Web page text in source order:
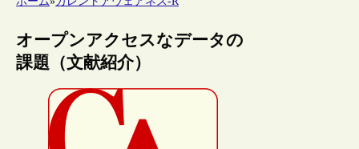
オープンアクセスなデータの
課題（文献紹介）